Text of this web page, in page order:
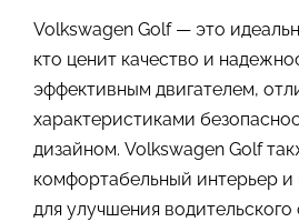
Volkswagen Golf — это
кто ценит качество и
эффективным двигателем,
характеристиками
дизайном. Volkswagen Golf
комфортабельный интерьер
для улучшения водительского